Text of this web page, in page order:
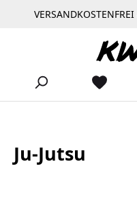
Zum Hauptinhalt springen
Ju-Jutsu